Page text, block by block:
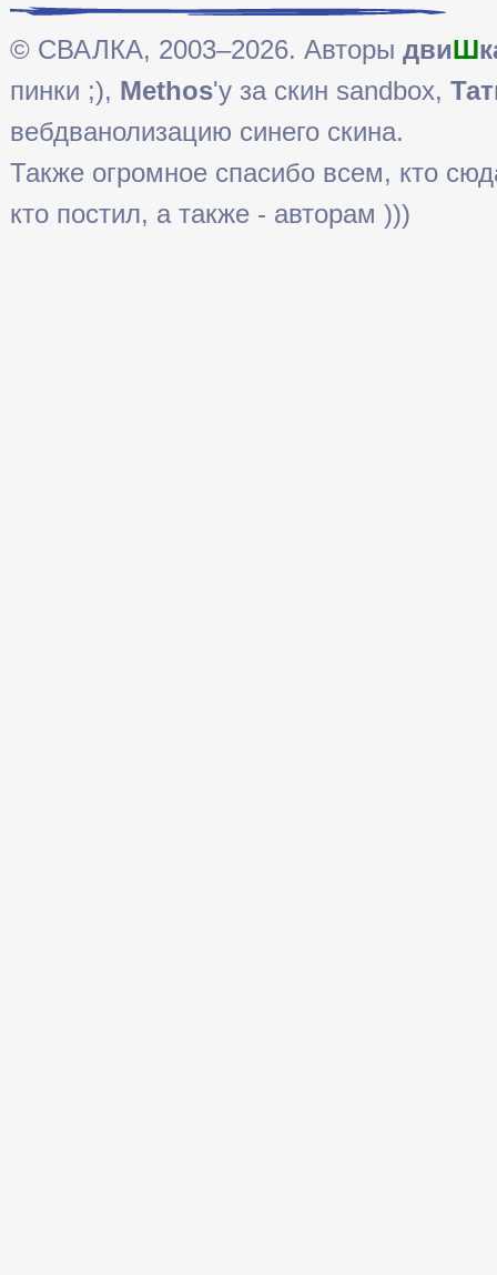
© СВАЛКА, 2003–2026. Авторы двиШ
пинки ;), Methos'у за скин sandbox,
вебдванолизацию синего скина.
Также огромное спасибо всем, кто
кто постил, а также - авторам )))